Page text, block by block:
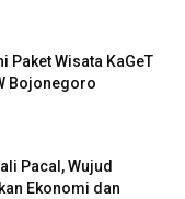
Paket Wisata KaGeT
Bojonegoro
Pacal, Wujud
Ekonomi dan